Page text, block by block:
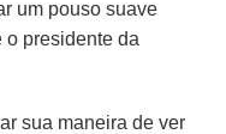
um pouso suave
o presidente da
sua maneira de ver